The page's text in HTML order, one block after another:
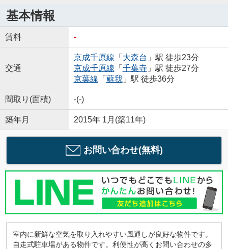
基本情報
賃料 -
交通
京成千原線 「 大森台 」駅 徒歩23分
京成千原線 「 千葉寺」駅 徒歩27分
京葉線 「 蘇我」駅 徒歩36分
間取り(面積) -(-)
築年月 2015年 1月(築11年)
お問い合わせ(無料)
室内に新鮮な空気を取り入れやすい風通しが良好な物件です。
自走式駐車場がある物件です。利便性が高くお問い合わせの多